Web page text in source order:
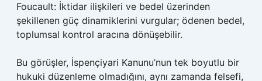
Foucault: İktidar ilişkileri ve bedel üzerinden
şekillenen güç dinamiklerini vurgular; ödenen bedel,
toplumsal kontrol aracına dönüşebilir.
Bu görüşler, İspençiyari Kanunu’nun tek boyutlu bir
hukuki düzenleme olmadığını, aynı zamanda felsefi,